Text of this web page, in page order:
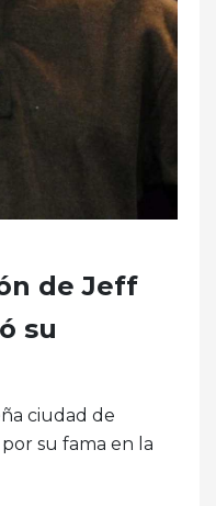
de Jeff
su
ciudad de
su fama en la